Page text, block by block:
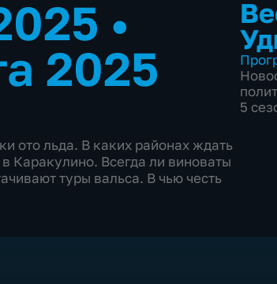
•
2025
ото льда. В каких районах ждать
Каракулино. Всегда ли виноваты
туры вальса. В чью честь
5